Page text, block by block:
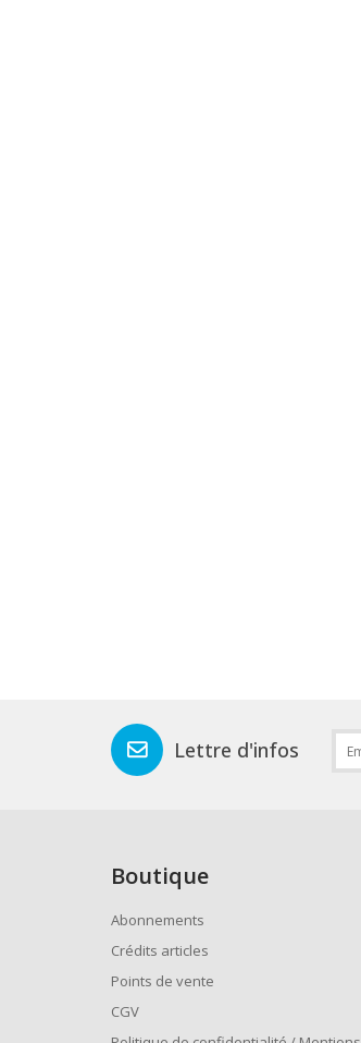
Lettre d'infos
Boutique
Abonnements
Crédits articles
Points de vente
CGV